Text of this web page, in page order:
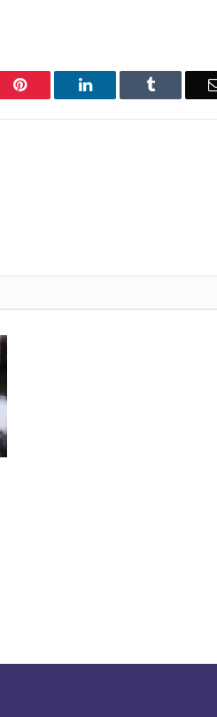
Pinterest LinkedIn Tumblr